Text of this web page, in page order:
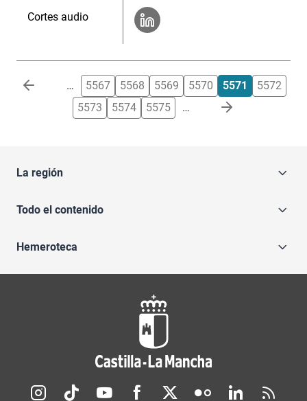
Cortes audio
Paginación … 5567 5568 5569 5570 5571
5572
5573
5574 5575 …
La región
Todo el contenido
Hemeroteca
Redes sociales JCCM